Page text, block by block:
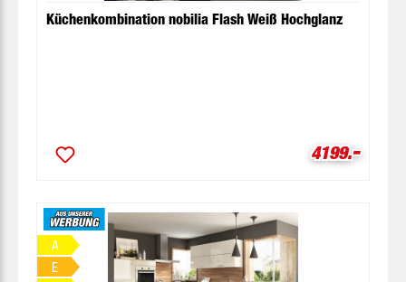
Küchenkombination nobilia Flash Weiß Hochglanz
4199.-
A
E